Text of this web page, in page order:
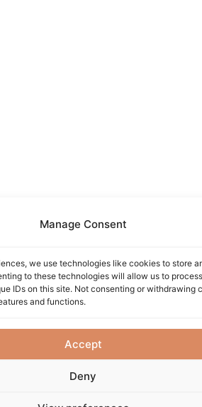
Manage Consent
we use technologies like cookies to store
to these technologies will allow us to
IDs on this site. Not consenting or withdrawing
and functions.
Accept
Deny